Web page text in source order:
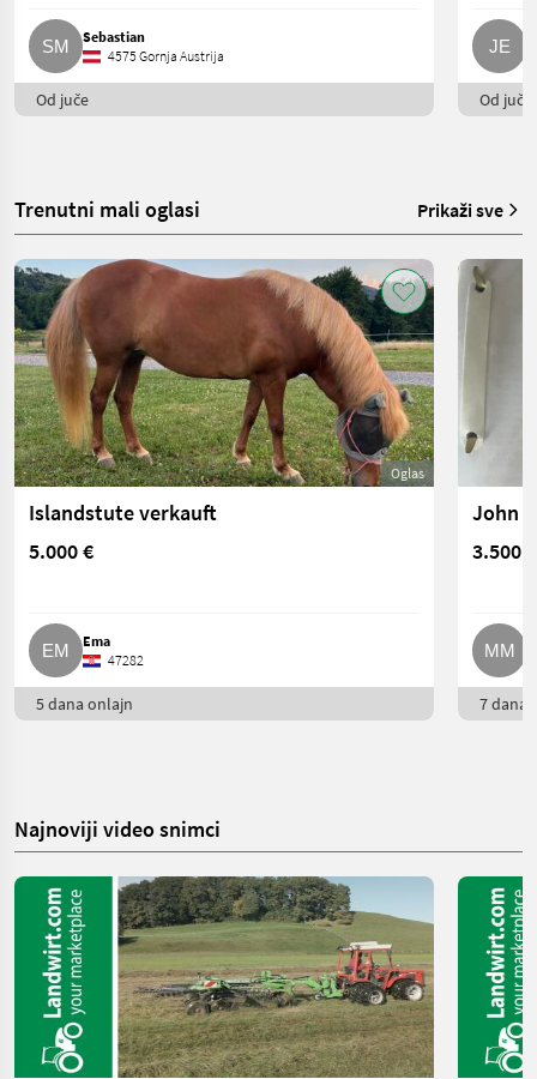
Sebastian
4575 Gornja Austrija
Od juče Od juče
Trenutni mali oglasi Prikaži sve
Oglas
Islandstute verkauft
5.000 €
Ema
47282
5 dana onlajn
John
3.500 €
7 dana
Najnoviji video snimci